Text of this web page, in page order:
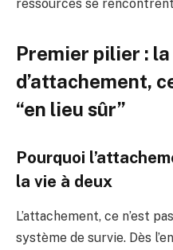
ressources se
Premier pilier :
d’attachement,
“en lieu sûr”
Pourquoi
la vie à deux
L’attachement, ce n’est
système de survie. Dès